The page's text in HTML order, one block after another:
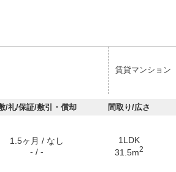
賃貸マンション
/礼/保証/敷引・償却 間取り/広さ
1.5ヶ月 / なし
- / -
1LDK
31.5m2